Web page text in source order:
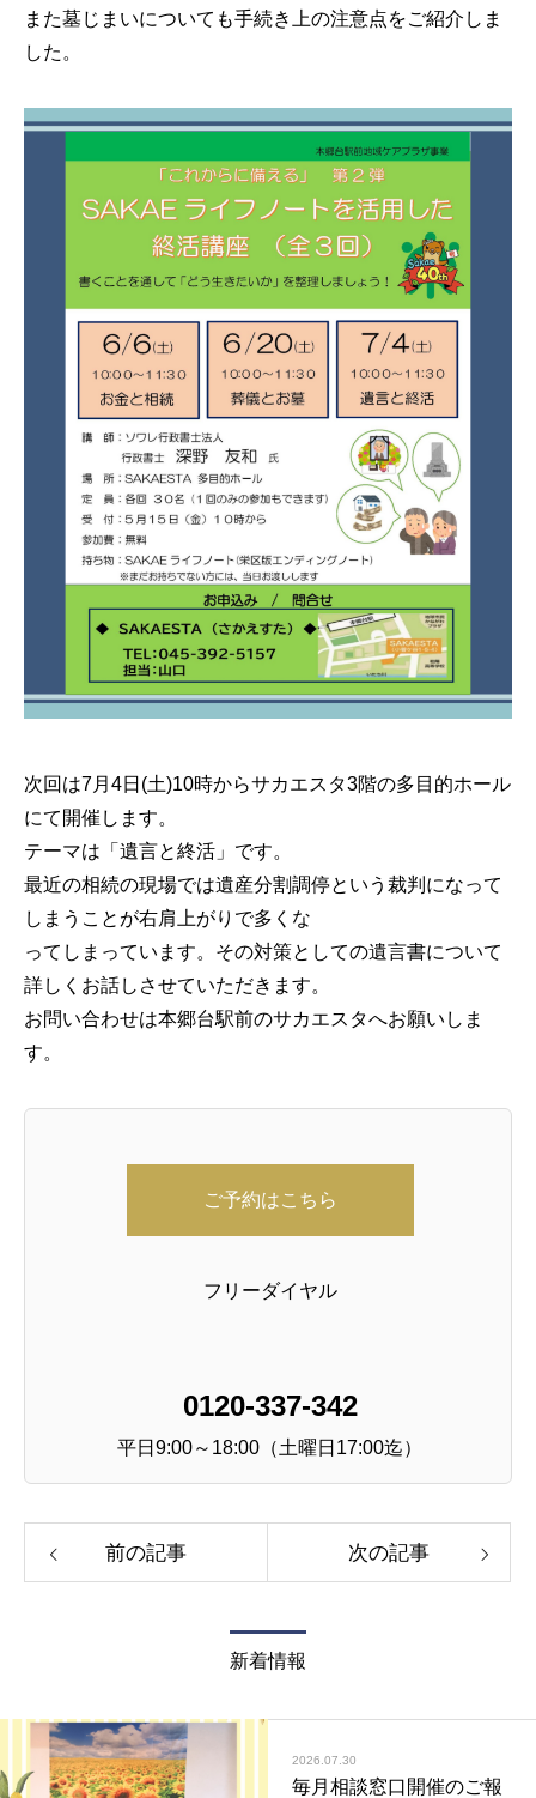
また墓じまいについても手続き上の注意点をご紹介しま
した。
次回は7月4日(土)10時からサカエスタ3階の多目的ホール
にて開催します。
テーマは「遺言と終活」です。
最近の相続の現場では遺産分割調停という裁判になって
しまうことが右肩上がりで多くな
ってしまっています。その対策としての遺言書について
詳しくお話しさせていただきます。
お問い合わせは本郷台駅前のサカエスタへお願いしま
す。
ご予約はこちら
フリーダイヤル
0120-337-342
平日9:00～18:00（土曜日17:00迄）
前の記事 次の記事
新着情報
2026.07.30
毎月相談窓口開催のご報